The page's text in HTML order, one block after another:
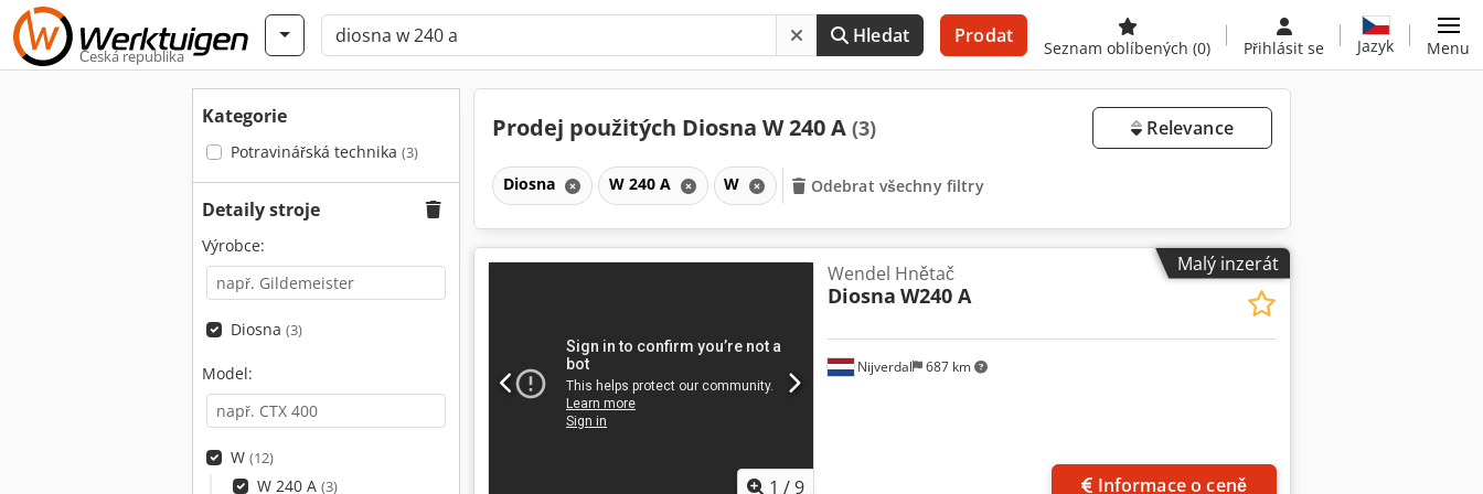
Česká republika
Hledat Prodat
Seznam oblíbených (0) Přihlásit se Jazyk Menu
Kategorie
Potravinářská technika (3)
Detaily stroje
Výrobce:
Diosna (3)
Model:
W (12)
W 240 A (3)
Prodej použitých Diosna W 240 A (3) Relevance
Diosna W 240 A W Odebrat všechny filtry
Malý inzerát
1 /9
Nijverdal 687 km
Wendel Hnětač
Diosna W240 A
Informace o ceně